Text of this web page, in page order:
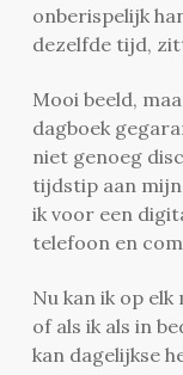
onberispelijk
dezelfde tijd,
Mooi beeld,
dagboek
niet genoeg
tijdstip aan
ik voor een
telefoon en
Nu kan ik op
of als ik als in
kan dagelijkse